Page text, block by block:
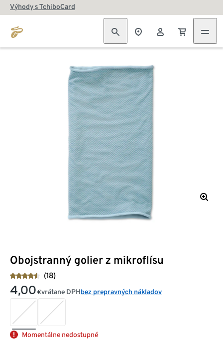
Výhody s TchiboCard
Obojstranný golier z mikroflísu
(18)
4,00 €vrátane DPHbez prepravných nákladov
Momentálne nedostupné